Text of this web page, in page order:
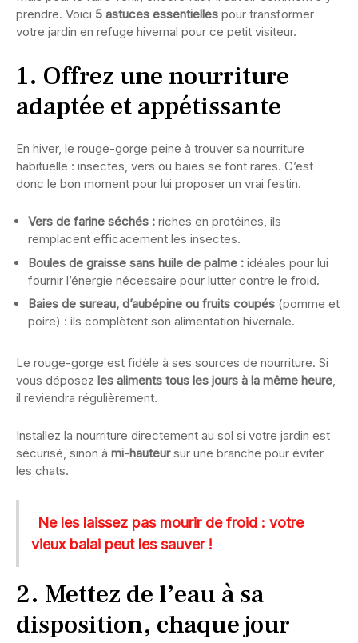
prendre. Voici 5 astuces essentielles pour transformer
votre jardin en refuge hivernal pour ce petit visiteur.
1. Offrez une nourriture
adaptée et appétissante
En hiver, le rouge-gorge peine à trouver sa nourriture
habituelle : insectes, vers ou baies se font rares. C’est
donc le bon moment pour lui proposer un vrai festin.
Vers de farine séchés : riches en protéines, ils
remplacent efficacement les insectes.
Boules de graisse sans huile de palme : idéales pour lui
fournir l’énergie nécessaire pour lutter contre le froid.
Baies de sureau, d’aubépine ou fruits coupés (pomme et
poire) : ils complètent son alimentation hivernale.
Le rouge-gorge est fidèle à ses sources de nourriture. Si
vous déposez les aliments tous les jours à la même heure,
il reviendra régulièrement.
Installez la nourriture directement au sol si votre jardin est
sécurisé, sinon à mi-hauteursur une branche pour éviter
les chats.
Ne les laissez pas mourir de froid : votre
vieux balai peut les sauver !
2. Mettez de l’eau à sa
disposition, chaque jour